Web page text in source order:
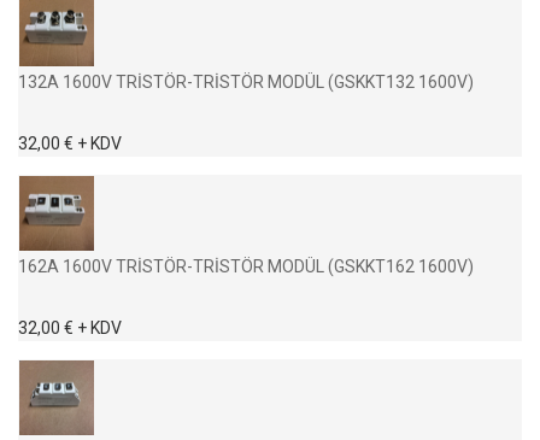
132A 1600V TRİSTÖR-TRİSTÖR MODÜL (GSKKT132 1600V)
32,00 € + KDV
162A 1600V TRİSTÖR-TRİSTÖR MODÜL (GSKKT162 1600V)
32,00 € + KDV